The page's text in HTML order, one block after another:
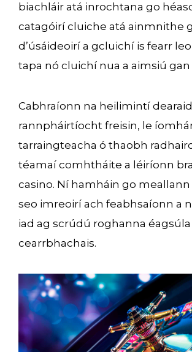
biachláir atá inrochtana go
catagóirí cluiche atá ainmnithe
d’úsáideoirí a gcluichí is fearr
tapa nó cluichí nua a aimsiú gan
Cabhraíonn na heilimintí
rannpháirtíocht freisin, le
tarraingteacha ó thaobh
téamaí comhtháite a léiríonn
casino. Ní hamháin go
seo imreoirí ach feabhsaíonn a
iad ag scrúdú roghanna éagsúla
cearrbhachais.